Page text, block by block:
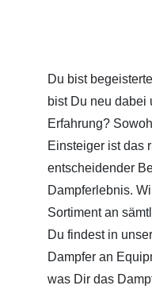
Du bist
bist Du neu dabei
Erfahrung?
Einsteiger ist das
entscheidender
Dampferlebnis.
Sortiment an
Du findest in
Dampfer an
was Dir das